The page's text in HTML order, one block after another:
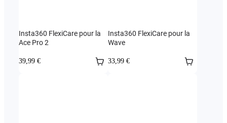
Insta360 FlexiCare pour la
Ace Pro 2
39,99 €
Insta360 FlexiCare pour la
Wave
33,99 €